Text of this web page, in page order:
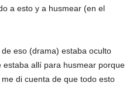
a esto y a husmear (en el
eso (drama) estaba oculto
allí para husmear porque
di cuenta de que todo esto